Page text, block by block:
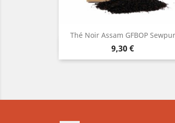
Thé Noir Assam GFBOP Sewpur
Prix
9,30 €
Aperçu rapide